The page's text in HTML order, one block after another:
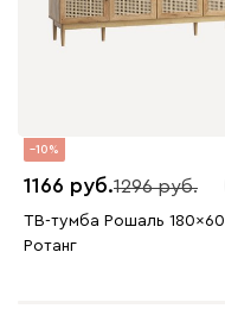
10
1166 1296
ТВ-тумба Рошаль 180x60
Ротанг